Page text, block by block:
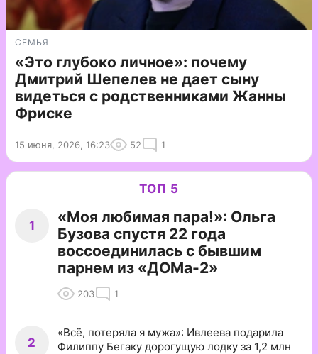
СЕМЬЯ
«Это глубоко личное»: почему
Дмитрий Шепелев не дает сыну
видеться с родственниками Жанны
Фриске
15 июня, 2026, 16:23 52 1
ТОП 5
1
«Моя любимая пара!»: Ольга
Бузова спустя 22 года
воссоединилась с бывшим
парнем из «ДОМа-2»
203 1
2
«Всё, потеряла я мужа»: Ивлеева подарила
Филиппу Бегаку дорогущую лодку за 1,2 млн